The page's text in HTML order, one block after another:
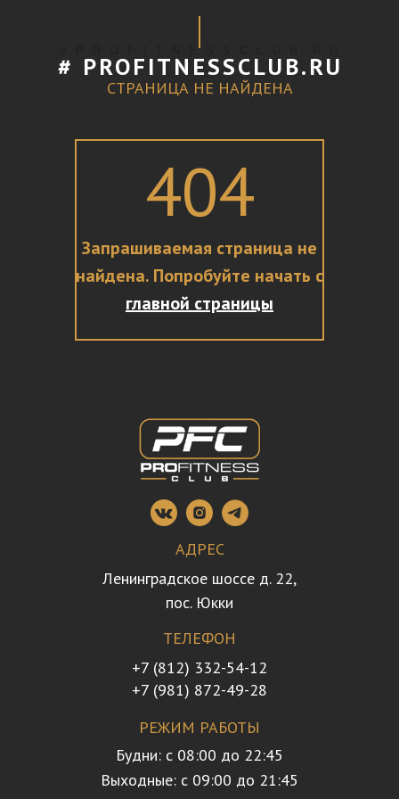
404
Запрашиваемая страница не
найдена. Попробуйте начать с
главной страницы
# P R O F I T N E S S C L U B. R U
СТРАНИЦА НЕ НАЙДЕНА
# PROFITNESSCLUB.RU
ТЕЛЕФОН
+7 (812) 332-54-12
+7 (981) 872-49-28
РЕЖИМ РАБОТЫ
Будни: с 08:00 до 22:45
Выходные: с 09:00 до 21:45
АДРЕС
Ленинградское шоссе д. 22,
пос. Юкки